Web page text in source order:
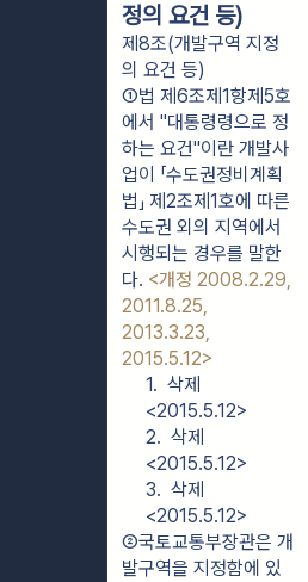
정의 요건 등)
제8조(개발구역 지정
의 요건 등)
①법 제6조제1항제5호
에서 "대통령령으로 정
하는 요건"이란 개발사
업이 「수도권정비계획
법」 제2조제1호에 따른
수도권 외의 지역에서
시행되는 경우를 말한
다. <개정 2008.2.29,
2011.8.25,
2013.3.23,
2015.5.12>
1.  삭제
<2015.5.12>
2.  삭제
<2015.5.12>
3.  삭제
<2015.5.12>
②국토교통부장관은 개
발구역을 지정함에 있